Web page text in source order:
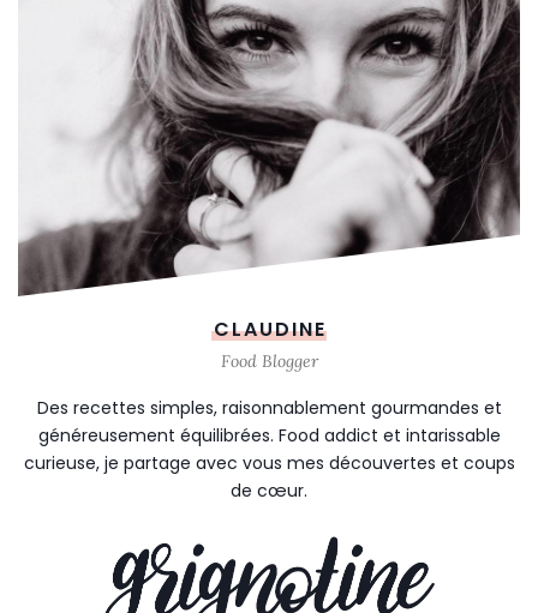
CLAUDINE
Food Blogger
Des recettes simples, raisonnablement gourmandes et
généreusement équilibrées. Food addict et intarissable
curieuse, je partage avec vous mes découvertes et coups
de cœur.